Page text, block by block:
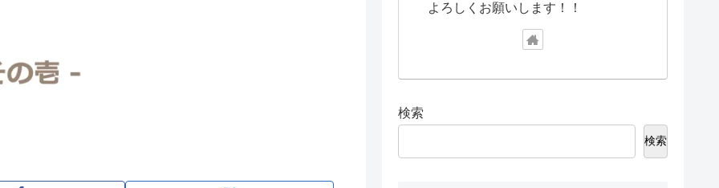
よろしくお願いします！！
検索
検索